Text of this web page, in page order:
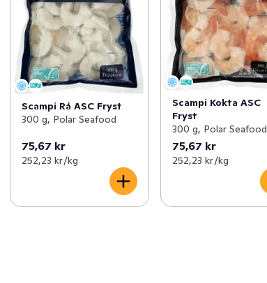
Scampi Rå ASC Fryst
300 g, Polar Seafood
75,67 kr
252,23 kr /kg
Scampi Kokta ASC
Fryst
300 g, Polar Seafood
75,67 kr
252,23 kr /kg